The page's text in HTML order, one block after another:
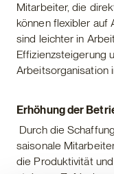
Mitarbeiter, die
können flexibler auf
sind leichter in
Effizienzsteigerung
Arbeitsorganisation
Erhöhung der
Durch die
saisonale
die Produktivität